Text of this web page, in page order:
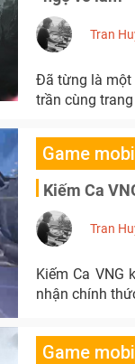
Tran
Đã từng là một
trần cùng
Game
Kiếm Ca
Tran
Kiếm Ca VNG
nhận chính
Game